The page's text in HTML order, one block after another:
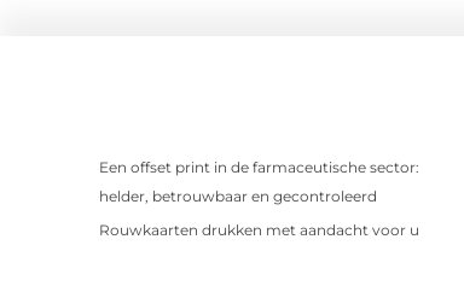
Een offset print in de farmaceutische sector:
helder, betrouwbaar en gecontroleerd
Rouwkaarten drukken met aandacht voor u